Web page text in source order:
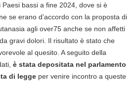
Paesi bassi a fine 2024, dove si è
se erano d’accordo con la proposta di
agli over75 anche se non affetti
gravi dolori. Il risultato è stato che
al quesito. A seguito della
è stata depositata nel parlamento
di legge per venire incontro a queste